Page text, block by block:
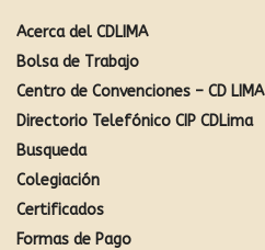
Acerca del CDLIMA
Bolsa de Trabajo
Centro de Convenciones – CD LIMA
Directorio Telefónico CIP CDLima
Busqueda
Colegiación
Certificados
Formas de Pago